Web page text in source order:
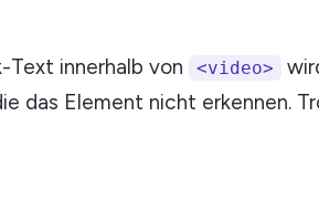
Text innerhalb von
<video>
das Element nicht erkennen.